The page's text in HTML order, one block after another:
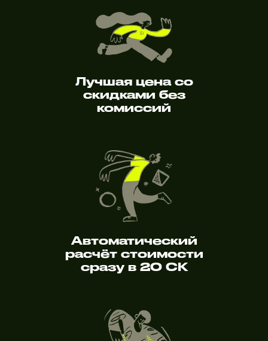
Лучшая цена со
скидками без
комиссий
Автоматический
расчёт стоимости
сразу в 20 СК